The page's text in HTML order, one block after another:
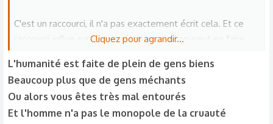
C'est un raccourci, il n'a pas exactement écrit cela. Et ce
raccourci influe sur l'interprétation que l'on peut en faire.
Pas du tout d'accord. Pourquoi l'analyse est fausse si elle a
un avis plutôt négatif sur l'humanité ? Ce qui est important
Cliquez pour agrandir...
L'humanité est faite de plein de gens biens
Beaucoup plus que de gens méchants
Ou alors vous êtes très mal entourés
Et l'homme n'a pas le monopole de la cruauté